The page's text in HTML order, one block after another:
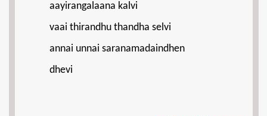
aayirangalaana kalvi
vaai thirandhu thandha selvi
annai unnai saranamadaindhen
dhevi